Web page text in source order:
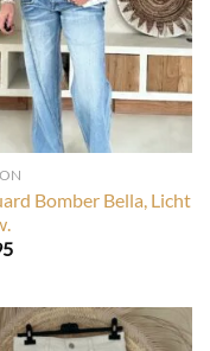
Bomber Bella, Licht